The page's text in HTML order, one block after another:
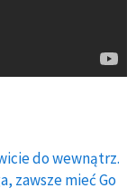
do wewnątrz.
zawsze mieć Go